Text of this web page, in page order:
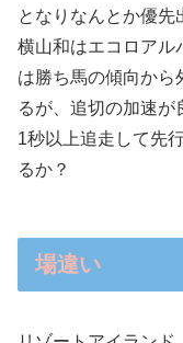
となりなんとか優先
横山和はエコロアル
は勝ち馬の傾向から
るが、追切の加速が
1秒以上追走して先
るか？
場違い